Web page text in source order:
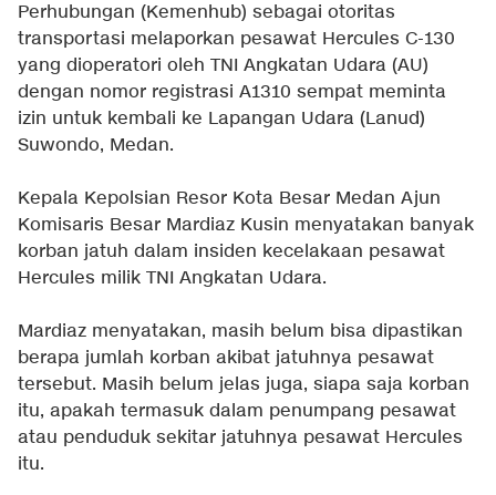
Perhubungan (Kemenhub) sebagai otoritas
transportasi melaporkan pesawat Hercules C-130
yang dioperatori oleh TNI Angkatan Udara (AU)
dengan nomor registrasi A1310 sempat meminta
izin untuk kembali ke Lapangan Udara (Lanud)
Suwondo, Medan.
Kepala Kepolsian Resor Kota Besar Medan Ajun
Komisaris Besar Mardiaz Kusin menyatakan banyak
korban jatuh dalam insiden kecelakaan pesawat
Hercules milik TNI Angkatan Udara.
Mardiaz menyatakan, masih belum bisa dipastikan
berapa jumlah korban akibat jatuhnya pesawat
tersebut. Masih belum jelas juga, siapa saja korban
itu, apakah termasuk dalam penumpang pesawat
atau penduduk sekitar jatuhnya pesawat Hercules
itu.